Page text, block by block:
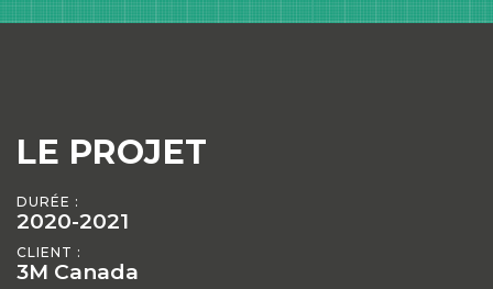
LE PROJET
DURÉE :
2020-2021
CLIENT :
3M Canada